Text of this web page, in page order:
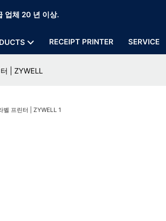
업체 20 년 이상.
RECEIPT PRINTER SERVICE
| ZYWELL